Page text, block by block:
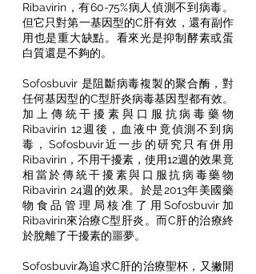
Ribavirin，有60-75%病人偵測不到病毒。
但它只對第一基因型的C肝有效，還有副作
用也是重大缺點。看來光是抑制酵素或蛋
白質還是不夠的。
Sofosbuvir 是阻斷病毒複製的聚合酶，對
任何基因型的C型肝炎病毒基因型都有效。
加上傳統干擾素與口服抗病毒藥物
Ribavirin 12週後，血液中竟偵測不到病
毒，Sofosbuvir近一步的研究只有併用
Ribavirin，不用干擾素，使用12週的效果竟
相當於傳統干擾素與口服抗病毒藥物
Ribavirin 24週的效果。於是2013年美國藥
物食品管理局核准了用Sofosbuvir加
Ribavirin來治療C型肝炎。而C肝的治療終
於脫離了干擾素的噩夢。
Sofosbuvir為追求C肝的治療聖杯，又撇開